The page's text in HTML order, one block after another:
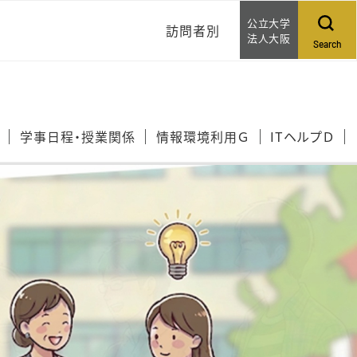
訪問者別
問い合わせる
相談する
WEB提案する
イベントカレンダー
公立大学
法人大阪
Search
学事日程・授業関係 情報環境利用Ｇ ITヘルプＤ